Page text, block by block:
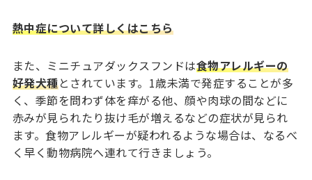
熱中症について詳しくはこちら
また、ミニチュアダックスフンドは食物アレルギーの
好発犬種とされています。1歳未満で発症することが多
く、季節を問わず体を痒がる他、顔や肉球の間などに
赤みが見られたり抜け毛が増えるなどの症状が見られ
ます。食物アレルギーが疑われるような場合は、なるべ
く早く動物病院へ連れて行きましょう。